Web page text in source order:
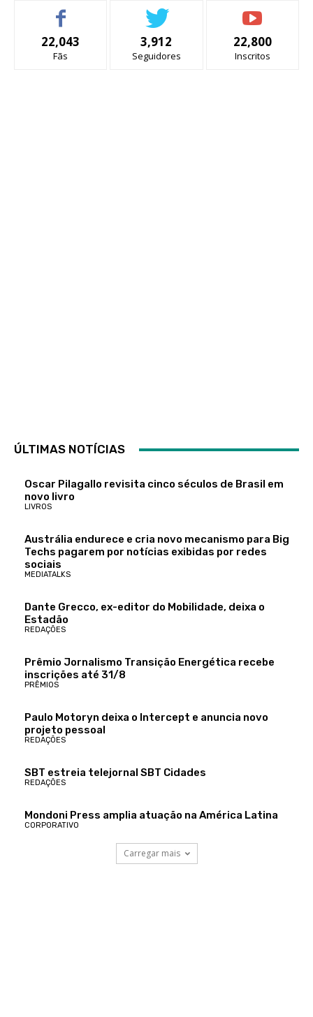
22,043
Fãs
3,912
Seguidores
22,800
Inscritos
ÚLTIMAS NOTÍCIAS
Oscar Pilagallo revisita cinco séculos de Brasil em
novo livro
LIVROS
Austrália endurece e cria novo mecanismo para Big
Techs pagarem por notícias exibidas por redes
sociais
MEDIATALKS
Dante Grecco, ex-editor do Mobilidade, deixa o
Estadão
REDAÇÕES
Prêmio Jornalismo Transição Energética recebe
inscrições até 31/8
PRÊMIOS
Paulo Motoryn deixa o Intercept e anuncia novo
projeto pessoal
REDAÇÕES
SBT estreia telejornal SBT Cidades
REDAÇÕES
Mondoni Press amplia atuação na América Latina
CORPORATIVO
Carregar mais